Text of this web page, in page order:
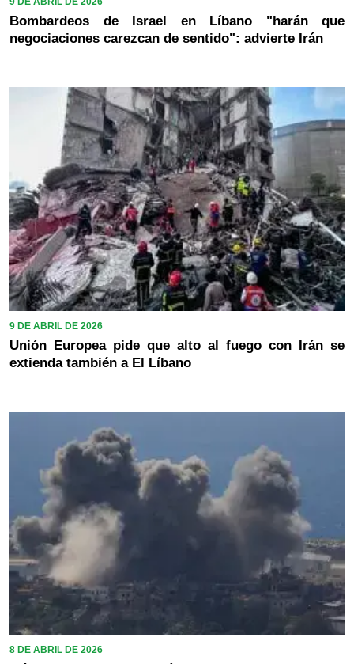
Bombardeos de Israel en Líbano "harán que
negociaciones carezcan de sentido": advierte Irán
9 DE ABRIL DE 2026
Unión Europea pide que alto al fuego con Irán se
extienda también a El Líbano
8 DE ABRIL DE 2026